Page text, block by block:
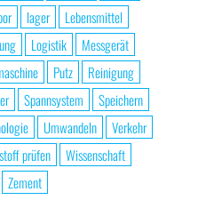
lager
Lebensmittel
Logistik
Messgerät
Putz
Reinigung
Spannsystem
Speichern
Umwandeln
Verkehr
prüfen
Wissenschaft
Zement